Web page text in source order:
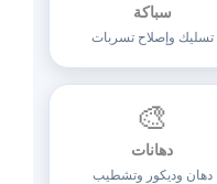
سباكة
تسليك وإصلاح تسربات
🎨
دهانات
دهان وديكور وتشطيب